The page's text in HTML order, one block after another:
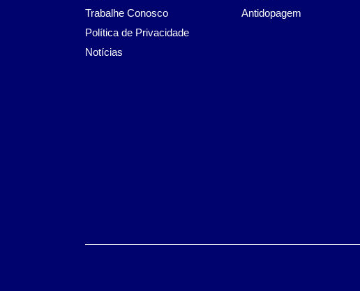
Trabalhe Conosco
Política de Privacidade
Notícias
Antidopagem